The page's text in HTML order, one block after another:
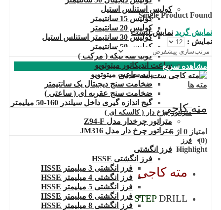
کولیس استنلس استیل
کولیس 15 سانتیمتر
کولیس 20 سانتیمتر
کولیس 30 سانتیمتر استنلس استیل
کولیس 50 سانتیمتر
گونیا سه تیکه ( مرکب )
ساعت اندیکاتور میتوتویو
پایه ساعت میتوتویو
ضخامت سنج دیجیتال یک سانتیمتر
ضخامت سنج عقربه ای ( ساعتی )
گیج اندازه گیری داخل سیلندر 160-50 میلیمتر
متراتور چرخ دار ( کالسکه ای )
متراتور چرخدار مدل Z94-F
متراتور چرخ دار مدل JM316
فرز
فرز انگشتی
فرز انگشتی HSSE
فرز انگشتی 3 میلیمتر HSSE
فرز انگشتی 4 میلیمتر HSSE
فرز انگشتی 5 میلیمتر HSSE
فرز انگشتی 6 میلیمتر HSSE
فرز انگشتی 8 میلیمتر HSSE
Single Product Found
نمایش گرید نمایش لیست
نمایش :
مشاهده سریع
مته ها
مته کاجی
امتیاز 0 از 5
(0)
Highlight
مته کاجی
STEPDRILL